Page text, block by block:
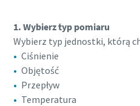
Nasz najnowszy sterownik
zapewnia stabilne działanie
energii.
Więcej
1. Wybierz typ pomiaru
Wybierz typ jednostki, którą
Ciśnienie
Objętość
Przepływ
Temperatura